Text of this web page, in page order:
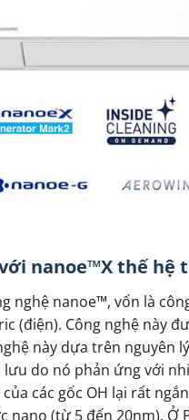
nanoe™X thế hệ
nghệ nanoe™, vốn là
(điện). Công nghệ này
này dựa trên
do nó phản ứng với
các gốc OH lại rất
(từ 5 đến 20nm). Ở